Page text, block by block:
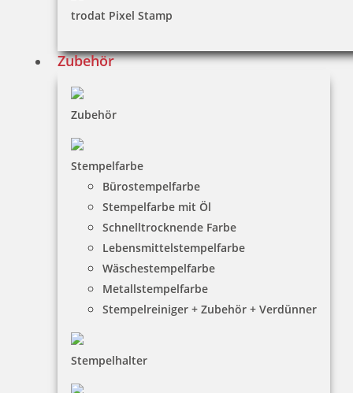
trodat Pixel Stamp
Zubehör
Zubehör
Stempelfarbe
Bürostempelfarbe
Stempelfarbe mit Öl
Schnelltrocknende Farbe
Lebensmittelstempelfarbe
Wäschestempelfarbe
Metallstempelfarbe
Stempelreiniger + Zubehör + Verdünner
Stempelhalter
Trodat Printy 4850/L9 Datumstempel GEFAXT 24 x 4 mm